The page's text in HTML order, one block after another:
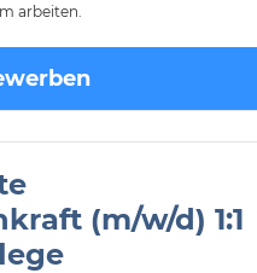
arbeiten.
(m/w/d) 1:1